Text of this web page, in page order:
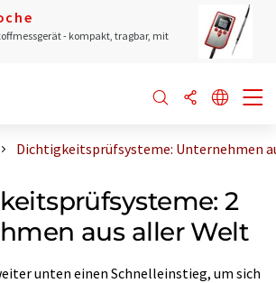
- kompakt, tragbar, mit
Dichtigkeitsprüfsysteme: Unternehmen
2
aus aller Welt
unten einen Schnelleinstieg, um sich